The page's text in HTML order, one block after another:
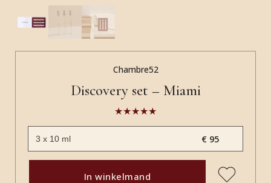
Chambre52
Discovery set – Miami
€ 95
In winkelmand